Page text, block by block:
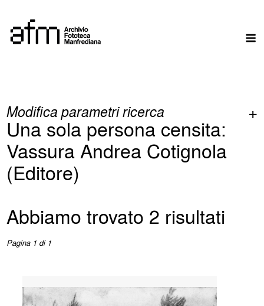
content
Modifica parametri ricerca
Una sola persona censita:
Vassura Andrea Cotignola
(Editore)
Abbiamo trovato 2 risultati
Pagina 1 di 1